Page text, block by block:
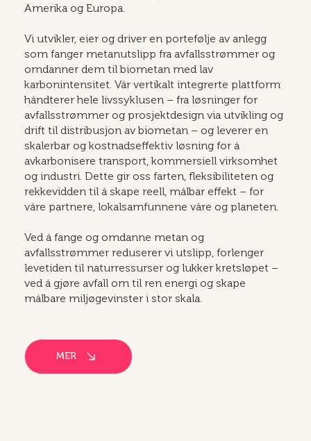
Amerika og Europa.
Vi utvikler, eier og driver en portefølje av anlegg
som fanger metanutslipp fra avfallsstrømmer og
omdanner dem til biometan med lav
karbonintensitet. Vår vertikalt integrerte plattform
håndterer hele livssyklusen – fra løsninger for
avfallsstrømmer og prosjektdesign via utvikling og
drift til distribusjon av biometan – og leverer en
skalerbar og kostnadseffektiv løsning for å
avkarbonisere transport, kommersiell virksomhet
og industri. Dette gir oss farten, fleksibiliteten og
rekkevidden til å skape reell, målbar effekt – for
våre partnere, lokalsamfunnene våre og planeten.
Ved å fange og omdanne metan og
avfallsstrømmer reduserer vi utslipp, forlenger
levetiden til naturressurser og lukker kretsløpet –
ved å gjøre avfall om til ren energi og skape
målbare miljøgevinster i stor skala.
MER